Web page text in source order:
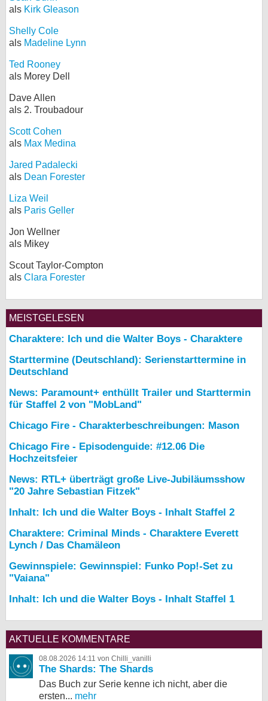
als Kirk Gleason
Shelly Cole
als Madeline Lynn
Ted Rooney
als Morey Dell
Dave Allen
als 2. Troubadour
Scott Cohen
als Max Medina
Jared Padalecki
als Dean Forester
Liza Weil
als Paris Geller
Jon Wellner
als Mikey
Scout Taylor-Compton
als Clara Forester
MEISTGELESEN
Charaktere: Ich und die Walter Boys - Charaktere
Starttermine (Deutschland): Serienstarttermine in
Deutschland
News: Paramount+ enthüllt Trailer und Starttermin
für Staffel 2 von "MobLand"
Chicago Fire - Charakterbeschreibungen: Mason
Chicago Fire - Episodenguide: #12.06 Die
Hochzeitsfeier
News: RTL+ überträgt große Live-Jubiläumsshow
"20 Jahre Sebastian Fitzek"
Inhalt: Ich und die Walter Boys - Inhalt Staffel 2
Charaktere: Criminal Minds - Charaktere Everett
Lynch / Das Chamäleon
Gewinnspiele: Gewinnspiel: Funko Pop!-Set zu
"Vaiana"
Inhalt: Ich und die Walter Boys - Inhalt Staffel 1
AKTUELLE KOMMENTARE
08.08.2026 14:11 von Chilli_vanilli
The Shards: The Shards
Das Buch zur Serie kenne ich nicht, aber die
ersten... mehr